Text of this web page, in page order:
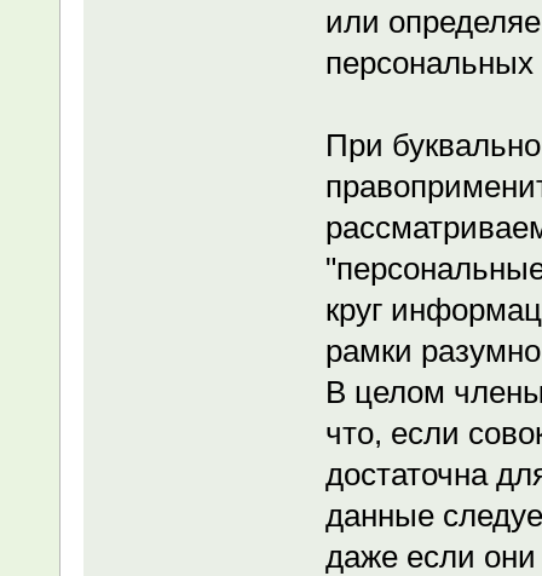
или
При
круг
рамки
В целом
что, если
достаточна
данные
даже если